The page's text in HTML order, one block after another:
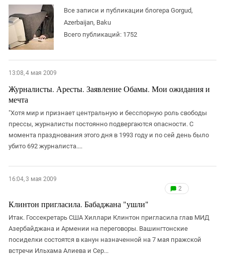
КАВКАЗ ЗА ПАЛЕСТИНУ
ПРЕСЛЕДОВАНИЕ АКТИВИСТОВ
Дагестан
Ингушетия
Кабардино-Балкария
Карачаево-Черкесия
Краснодарский край
Нагорный Карабах
Российская Федерация
Ростовская область
Северная Осетия - Алания
СКФО
Ставропольский край
Южная Осетия
Южный Кавказ
ЮФО
Все записи и публикации блогера Gorgud,
Azerbaijan, Baku
Всего публикаций: 1752
13:08, 4 мая 2009
Журналисты. Аресты. Заявление Обамы. Мои ожидания и
мечта
"Хотя мир и признает центральную и бесспорную роль свободы
прессы, журналисты постоянно подвергаются опасности. С
момента празднования этого дня в 1993 году и по сей день было
убито 692 журналиста....
16:04, 3 мая 2009
2
Клинтон пригласила. Бабаджана "ушли"
Итак. Госсекретарь США Хиллари Клинтон пригласила глав МИД
Азербайджана и Армении на переговоры. Вашингтонские
посиделки состоятся в канун назначенной на 7 мая пражской
встречи Ильхама Алиева и Сер...